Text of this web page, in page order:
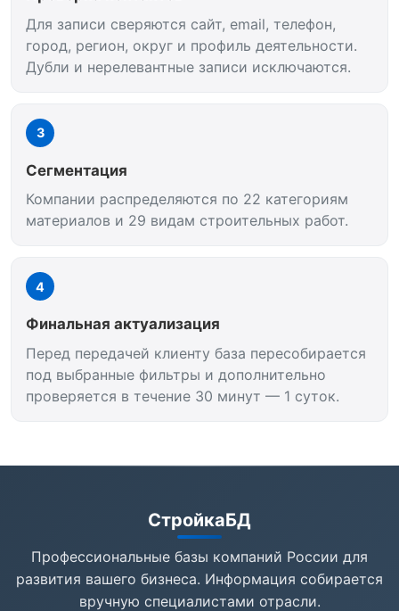
Для записи сверяются сайт, email, телефон,
город, регион, округ и профиль деятельности.
Дубли и нерелевантные записи исключаются.
3
Сегментация
Компании распределяются по 22 категориям
материалов и 29 видам строительных работ.
4
Финальная актуализация
Перед передачей клиенту база пересобирается
под выбранные фильтры и дополнительно
проверяется в течение 30 минут — 1 суток.
СтройкаБД
Профессиональные базы компаний России для
развития вашего бизнеса. Информация собирается
вручную специалистами отрасли.